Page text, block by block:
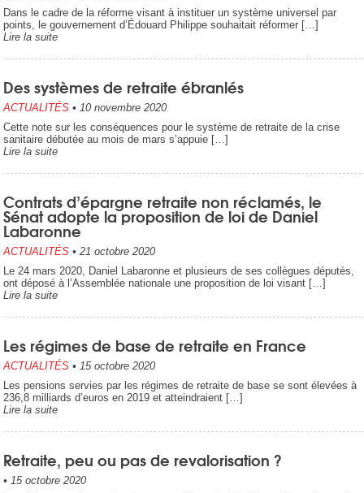
Dans le cadre de la réforme visant à instituer un système universel par
points, le gouvernement d’Édouard Philippe souhaitait réformer […]
Lire la suite
Des systèmes de retraite ébranlés
ACTUALITÉS • 10 novembre 2020
Cette note sur les conséquences pour le système de retraite de la crise
sanitaire débutée au mois de mars s’appuie […]
Lire la suite
Contrats d’épargne retraite non réclamés, le
Sénat adopte la proposition de loi de Daniel
Labaronne
ACTUALITÉS • 21 octobre 2020
Le 24 mars 2020, Daniel Labaronne et plusieurs de ses collègues députés,
ont déposé à l’Assemblée nationale une proposition de loi visant […]
Lire la suite
Les régimes de base de retraite en France
ACTUALITÉS • 15 octobre 2020
Les pensions servies par les régimes de retraite de base se sont élevées à
236,8 milliards d’euros en 2019 et atteindraient […]
Lire la suite
Retraite, peu ou pas de revalorisation ?
• 15 octobre 2020